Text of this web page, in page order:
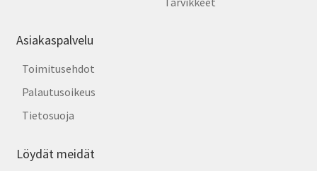
Asiakaspalvelu
Toimitusehdot
Palautusoikeus
Tietosuoja
Löydät meidät